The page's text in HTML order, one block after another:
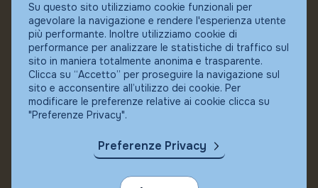
© Fundstore
Collocatore autorizzato:
Banca Ifigest SpA
P.Iva: 04337180485
Su questo sito utilizziamo cookie funzionali per
agevolare la navigazione e rendere l'esperienza utente
più performante. Inoltre utilizziamo cookie di
performance per analizzare le statistiche di traffico sul
sito in maniera totalmente anonima e trasparente.
Clicca su “Accetto” per proseguire la navigazione sul
sito e acconsentire all’utilizzo dei cookie. Per
modificare le preferenze relative ai cookie clicca su
"Preferenze Privacy".
Preferenze Privacy